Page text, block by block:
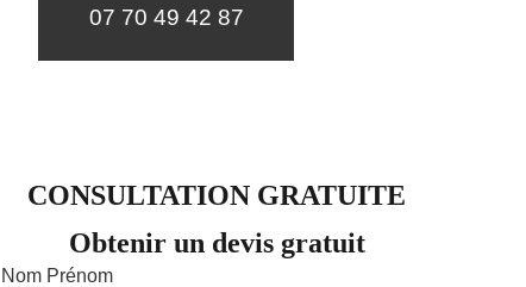
07 70 49 42 87
CONSULTATION GRATUITE
Obtenir un devis gratuit
Nom Prénom